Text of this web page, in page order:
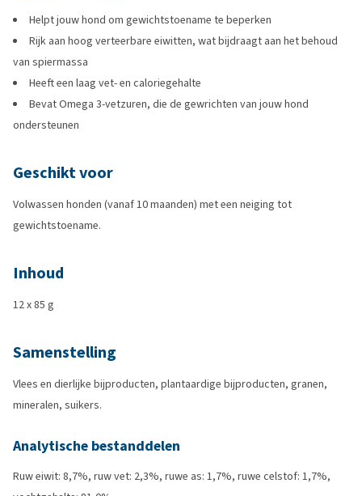
Helpt jouw hond om gewichtstoename te beperken
Rijk aan hoog verteerbare eiwitten, wat bijdraagt aan het behoud
van spiermassa
Heeft een laag vet- en caloriegehalte
Bevat Omega 3-vetzuren, die de gewrichten van jouw hond
ondersteunen
Geschikt voor
Volwassen honden (vanaf 10 maanden) met een neiging tot
gewichtstoename.
Inhoud
12 x 85 g
Samenstelling
Vlees en dierlijke bijproducten, plantaardige bijproducten, granen,
mineralen, suikers.
Analytische bestanddelen
Ruw eiwit: 8,7%, ruw vet: 2,3%, ruwe as: 1,7%, ruwe celstof: 1,7%,